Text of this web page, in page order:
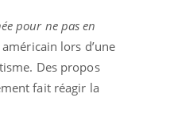
pour ne pas en
lors d’une
Des propos
fait réagir la